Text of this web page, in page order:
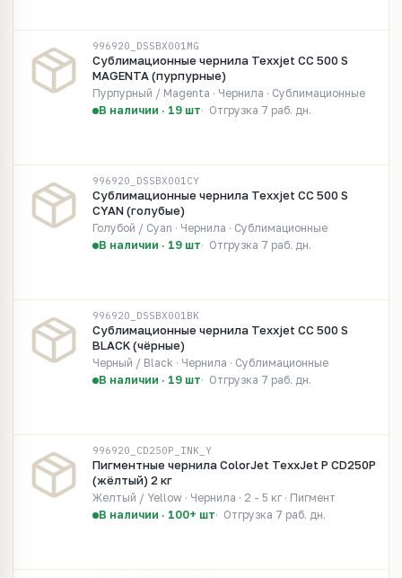
996920_DSSBX001MG
Сублимационные чернила Texxjet CC 500 S
MAGENTA (пурпурные)
Пурпурный / Magenta · Чернила · Сублимационные
В наличии · 19 шт
Отгрузка 7 раб. дн.
996920_DSSBX001CY
Сублимационные чернила Texxjet CC 500 S
CYAN (голубые)
Голубой / Cyan · Чернила · Сублимационные
В наличии · 19 шт
Отгрузка 7 раб. дн.
996920_DSSBX001BK
Сублимационные чернила Texxjet CC 500 S
BLACK (чёрные)
Черный / Black · Чернила · Сублимационные
В наличии · 19 шт
Отгрузка 7 раб. дн.
996920_CD250P_INK_Y
Пигментные чернила ColorJet TexxJet P CD250P
(жёлтый) 2 кг
Желтый / Yellow · Чернила · 2 - 5 кг · Пигмент
В наличии · 100+ шт
Отгрузка 7 раб. дн.